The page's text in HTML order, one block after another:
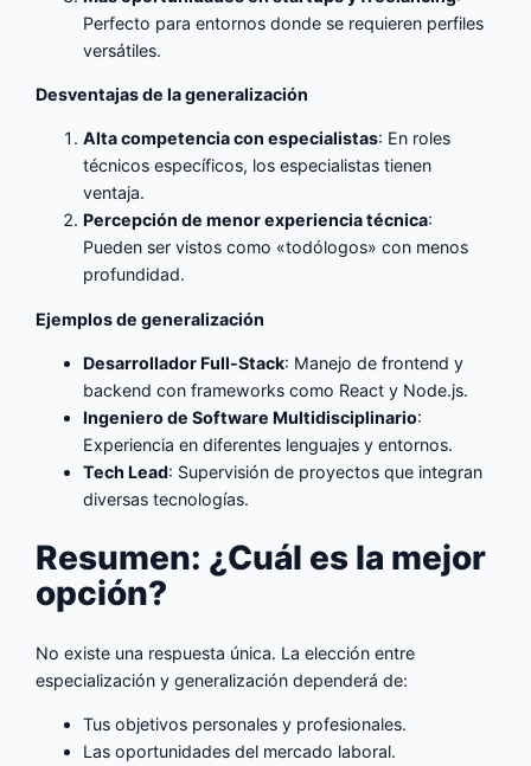
Perfecto para entornos donde se requieren perfiles
versátiles.
Desventajas de la generalización
Alta competencia con especialistas: En roles
técnicos específicos, los especialistas tienen
ventaja.
Percepción de menor experiencia técnica:
Pueden ser vistos como «todólogos» con menos
profundidad.
Ejemplos de generalización
Desarrollador Full-Stack: Manejo de frontend y
backend con frameworks como React y Node.js.
Ingeniero de Software Multidisciplinario:
Experiencia en diferentes lenguajes y entornos.
Tech Lead: Supervisión de proyectos que integran
diversas tecnologías.
Resumen: ¿Cuál es la mejor
opción?
No existe una respuesta única. La elección entre
especialización y generalización dependerá de:
Tus objetivos personales y profesionales.
Las oportunidades del mercado laboral.